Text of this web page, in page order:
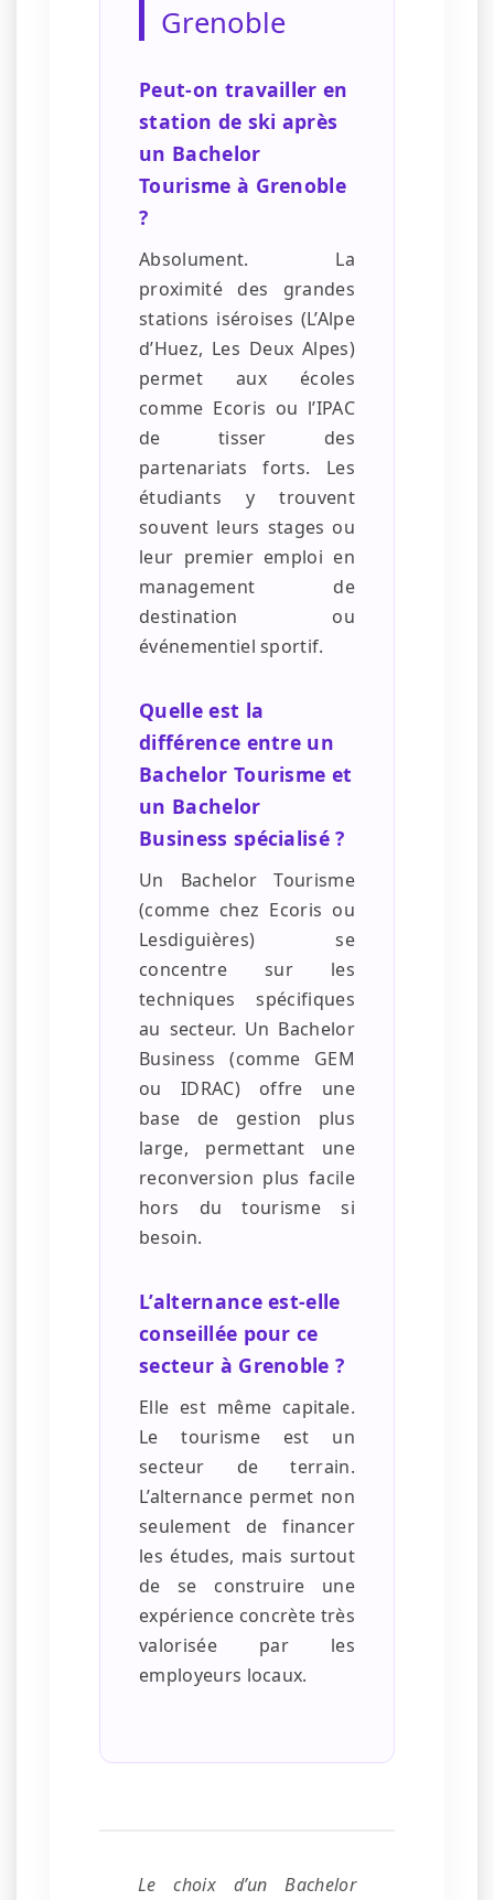
Grenoble
Peut-on travailler en
station de ski après
un Bachelor
Tourisme à Grenoble
?
Absolument. La
proximité des grandes
stations iséroises (L’Alpe
d’Huez, Les Deux Alpes)
permet aux écoles
comme Ecoris ou l’IPAC
de tisser des
partenariats forts. Les
étudiants y trouvent
souvent leurs stages ou
leur premier emploi en
management de
destination ou
événementiel sportif.
Quelle est la
différence entre un
Bachelor Tourisme et
un Bachelor
Business spécialisé ?
Un Bachelor Tourisme
(comme chez Ecoris ou
Lesdiguières) se
concentre sur les
techniques spécifiques
au secteur. Un Bachelor
Business (comme GEM
ou IDRAC) offre une
base de gestion plus
large, permettant une
reconversion plus facile
hors du tourisme si
besoin.
L’alternance est-elle
conseillée pour ce
secteur à Grenoble ?
Elle est même capitale.
Le tourisme est un
secteur de terrain.
L’alternance permet non
seulement de financer
les études, mais surtout
de se construire une
expérience concrète très
valorisée par les
employeurs locaux.
Le choix d’un Bachelor